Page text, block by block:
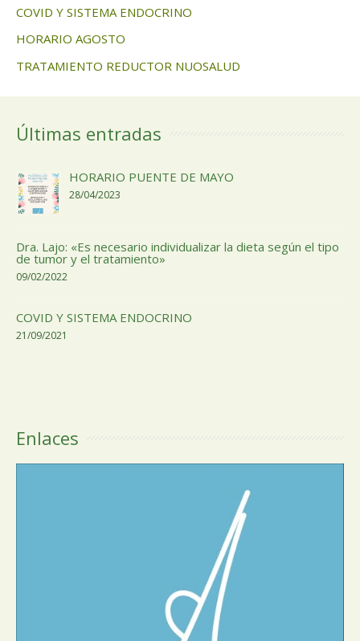
COVID Y SISTEMA ENDOCRINO
HORARIO AGOSTO
TRATAMIENTO REDUCTOR NUOSALUD
Últimas entradas
HORARIO PUENTE DE MAYO
28/04/2023
Dra. Lajo: «Es necesario individualizar la dieta según el tipo
de tumor y el tratamiento»
09/02/2022
COVID Y SISTEMA ENDOCRINO
21/09/2021
Enlaces